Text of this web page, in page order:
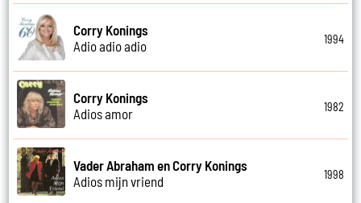
Corry Konings
Adio adio adio
1994
Corry Konings
Adios amor
1982
Vader Abraham en Corry Konings
Adios mijn vriend
1998